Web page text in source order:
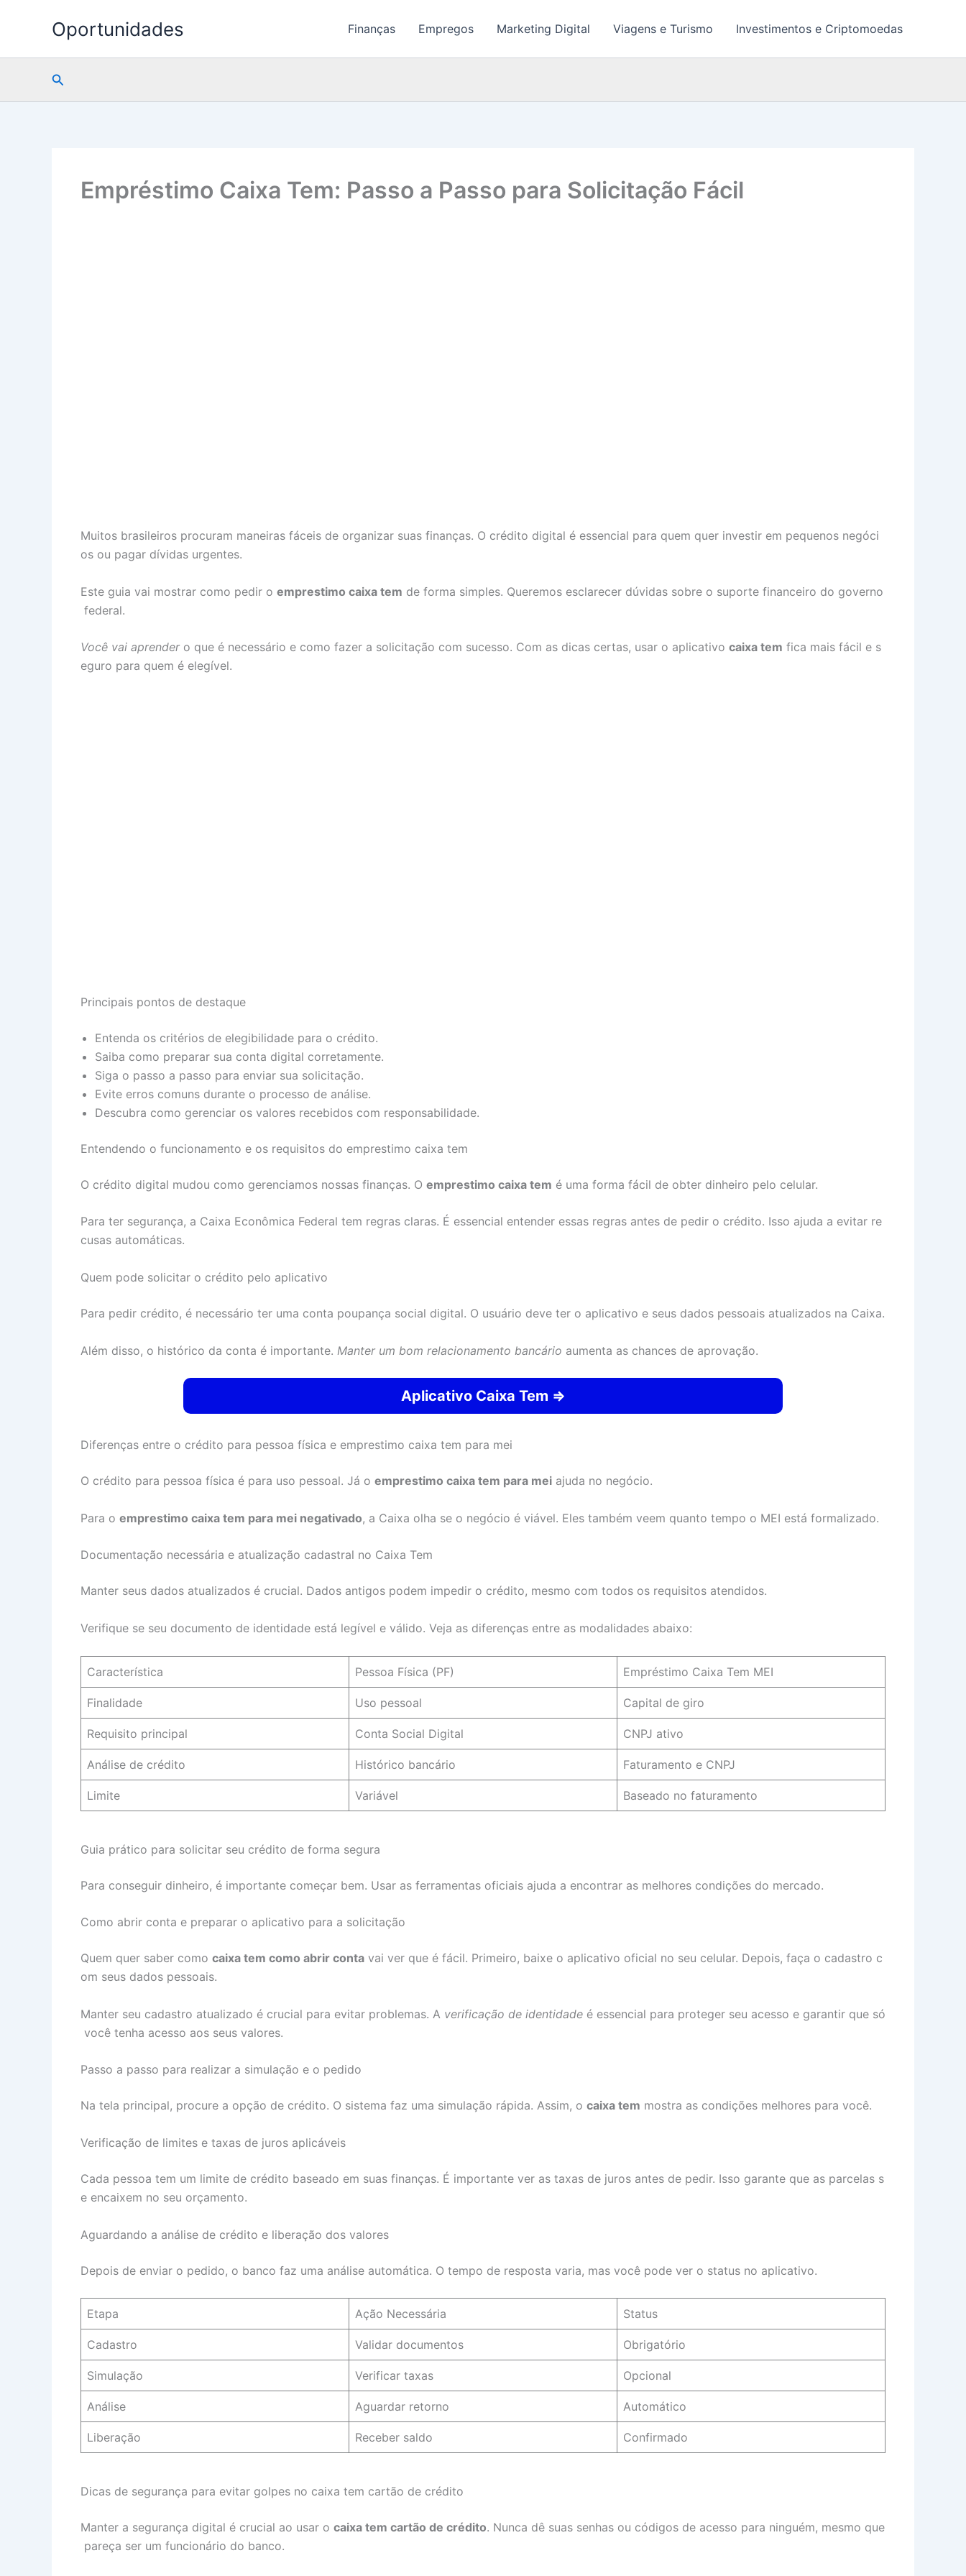
Oportunidades Finanças Empregos Marketing Digital Viagens e Turismo Investimentos e Criptomoedas
Pesquisar
Empréstimo Caixa Tem: Passo a Passo para Solicitação Fácil
Muitos brasileiros procuram maneiras fáceis de organizar suas finanças. O crédito digital é essencial para quem quer investir em pequenos negóci
os ou pagar dívidas urgentes.
Este guia vai mostrar como pedir o emprestimo caixa tem de forma simples. Queremos esclarecer dúvidas sobre o suporte financeiro do governo
federal.
Você vai aprendero que é necessário e como fazer a solicitação com sucesso. Com as dicas certas, usar o aplicativo caixa tem fica mais fácil e s
eguro para quem é elegível.
Principais pontos de destaque
Entenda os critérios de elegibilidade para o crédito.
Saiba como preparar sua conta digital corretamente.
Siga o passo a passo para enviar sua solicitação.
Evite erros comuns durante o processo de análise.
Descubra como gerenciar os valores recebidos com responsabilidade.
Entendendo o funcionamento e os requisitos do emprestimo caixa tem
O crédito digital mudou como gerenciamos nossas finanças. O emprestimo caixa tem é uma forma fácil de obter dinheiro pelo celular.
Para ter segurança, a Caixa Econômica Federal tem regras claras. É essencial entender essas regras antes de pedir o crédito. Isso ajuda a evitar re
cusas automáticas.
Quem pode solicitar o crédito pelo aplicativo
Para pedir crédito, é necessário ter uma conta poupança social digital. O usuário deve ter o aplicativo e seus dados pessoais atualizados na Caixa.
Além disso, o histórico da conta é importante. Manter um bom relacionamento bancário aumenta as chances de aprovação.
Aplicativo Caixa Tem ⇒
Diferenças entre o crédito para pessoa física e emprestimo caixa tem para mei
O crédito para pessoa física é para uso pessoal. Já o emprestimo caixa tem para mei ajuda no negócio.
Para o emprestimo caixa tem para mei negativado, a Caixa olha se o negócio é viável. Eles também veem quanto tempo o MEI está formalizado.
Documentação necessária e atualização cadastral no Caixa Tem
Manter seus dados atualizados é crucial. Dados antigos podem impedir o crédito, mesmo com todos os requisitos atendidos.
Verifique se seu documento de identidade está legível e válido. Veja as diferenças entre as modalidades abaixo:
Característica Pessoa Física (PF) Empréstimo Caixa Tem MEI
Finalidade Uso pessoal Capital de giro
Requisito principal Conta Social Digital CNPJ ativo
Análise de crédito Histórico bancário Faturamento e CNPJ
Limite Variável Baseado no faturamento
Guia prático para solicitar seu crédito de forma segura
Para conseguir dinheiro, é importante começar bem. Usar as ferramentas oficiais ajuda a encontrar as melhores condições do mercado.
Como abrir conta e preparar o aplicativo para a solicitação
Quem quer saber como caixa tem como abrir conta vai ver que é fácil. Primeiro, baixe o aplicativo oficial no seu celular. Depois, faça o cadastro c
om seus dados pessoais.
Manter seu cadastro atualizado é crucial para evitar problemas. A verificação de identidade é essencial para proteger seu acesso e garantir que só
você tenha acesso aos seus valores.
Passo a passo para realizar a simulação e o pedido
Na tela principal, procure a opção de crédito. O sistema faz uma simulação rápida. Assim, o caixa tem mostra as condições melhores para você.
Verificação de limites e taxas de juros aplicáveis
Cada pessoa tem um limite de crédito baseado em suas finanças. É importante ver as taxas de juros antes de pedir. Isso garante que as parcelas s
e encaixem no seu orçamento.
Aguardando a análise de crédito e liberação dos valores
Depois de enviar o pedido, o banco faz uma análise automática. O tempo de resposta varia, mas você pode ver o status no aplicativo.
Etapa Ação Necessária Status
Cadastro Validar documentos Obrigatório
Simulação Verificar taxas Opcional
Análise Aguardar retorno Automático
Liberação Receber saldo Confirmado
Dicas de segurança para evitar golpes no caixa tem cartão de crédito
Manter a segurança digital é crucial ao usar o caixa tem cartão de crédito. Nunca dê suas senhas ou códigos de acesso para ninguém, mesmo que
pareça ser um funcionário do banco.